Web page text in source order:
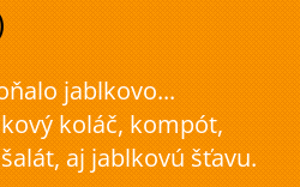
jablkovo...
koláč, kompót,
aj jablkovú šťavu.